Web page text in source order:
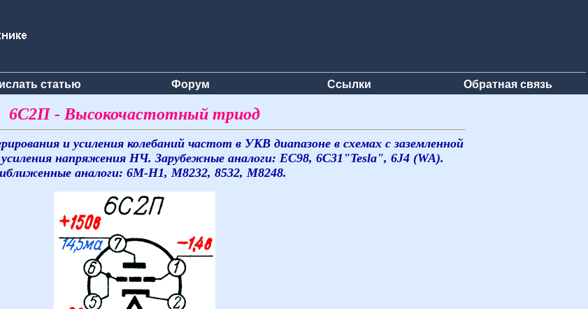
статью Форум Ссылки Обратная связь
6С2П - Высокочастотный триод
и усиления колебаний частот в УКВ диапазоне в схемах с заземленной
усиления напряжения НЧ. Зарубежные аналоги: EC98, 6C31"Tesla", 6J4 (WA).
аналоги: 6M-H1, M8232, 8532, M8248.